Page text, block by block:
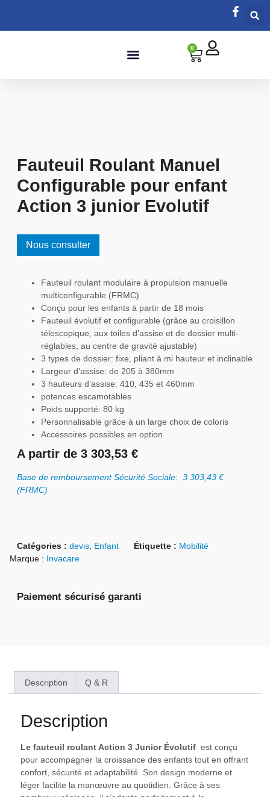
0
Fauteuil Roulant Manuel
Configurable pour enfant
Action 3 junior Evolutif
Nous consulter
Fauteuil roulant modulaire à propulsion manuelle
multiconfigurable (FRMC)
Conçu pour les enfants à partir de 18 mois
Fauteuil évolutif et configurable (grâce au croisillon
télescopique, aux toiles d’assise et de dossier multi-
réglables, au centre de gravité ajustable)
3 types de dossier: fixe, pliant à mi hauteur et inclinable
Largeur d’assise: de 205 à 380mm
3 hauteurs d’assise: 410, 435 et 460mm
potences escamotables
Poids supporté: 80 kg
Personnalisable grâce à un large choix de coloris
Accessoires possibles en option
A partir de 3 303,53 €
Base de remboursement Sécurité Sociale: 3 303,43 €
(FRMC)
Catégories : devis Enfant Étiquette : Mobilité
Marque : Invacare
Paiement sécurisé garanti
Description Q & R
Description
Le fauteuil roulant Action 3 Junior Évolutif est conçu
pour accompagner la croissance des enfants tout en offrant
confort, sécurité et adaptabilité. Son design moderne et
léger facilite la manœuvre au quotidien. Grâce à ses